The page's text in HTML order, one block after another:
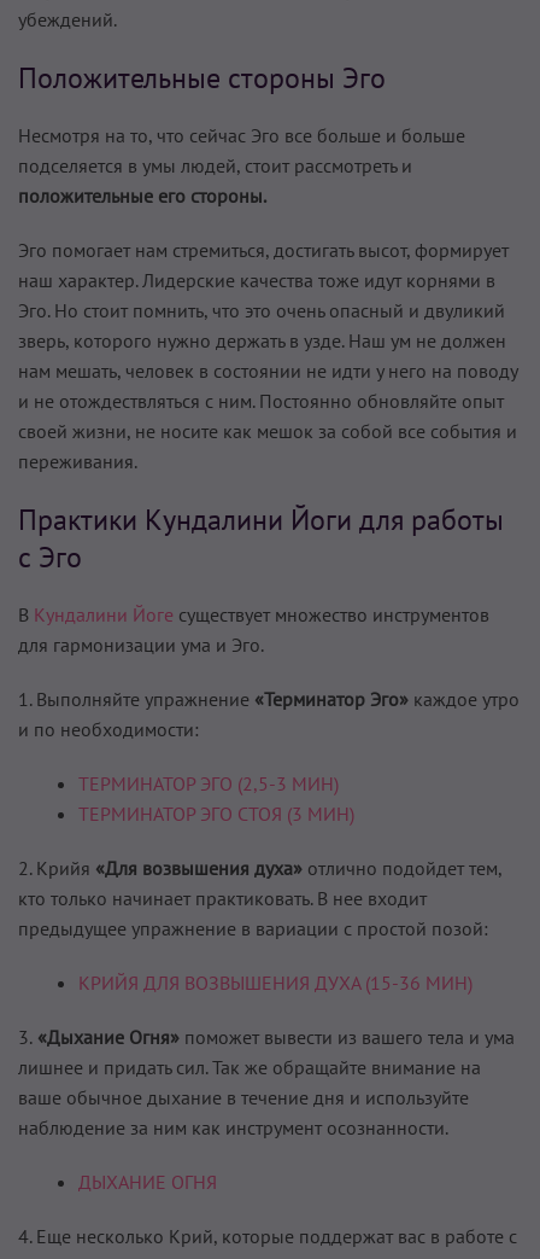
убеждений.
Положительные стороны Эго
Несмотря на то, что сейчас Эго все больше и больше
подселяется в умы людей, стоит рассмотреть и
положительные его стороны.
Эго помогает нам стремиться, достигать высот, формирует
наш характер. Лидерские качества тоже идут корнями в
Эго. Но стоит помнить, что это очень опасный и двуликий
зверь, которого нужно держать в узде. Наш ум не должен
нам мешать, человек в состоянии не идти у него на поводу
и не отождествляться с ним. Постоянно обновляйте опыт
своей жизни, не носите как мешок за собой все события и
переживания.
Практики Кундалини Йоги для работы
с Эго
В Кундалини Йоге существует множество инструментов
для гармонизации ума и Эго.
1. Выполняйте упражнение «Терминатор Эго» каждое утро
и по необходимости:
ТЕРМИНАТОР ЭГО (2,5-3 МИН)
ТЕРМИНАТОР ЭГО СТОЯ (3 МИН)
2. Крийя «Для возвышения духа» отлично подойдет тем,
кто только начинает практиковать. В нее входит
предыдущее упражнение в вариации с простой позой:
КРИЙЯ ДЛЯ ВОЗВЫШЕНИЯ ДУХА (15-36 МИН)
3. «Дыхание Огня» поможет вывести из вашего тела и ума
лишнее и придать сил. Так же обращайте внимание на
ваше обычное дыхание в течение дня и используйте
наблюдение за ним как инструмент осознанности.
ДЫХАНИЕ ОГНЯ
4. Еще несколько Крий, которые поддержат вас в работе с